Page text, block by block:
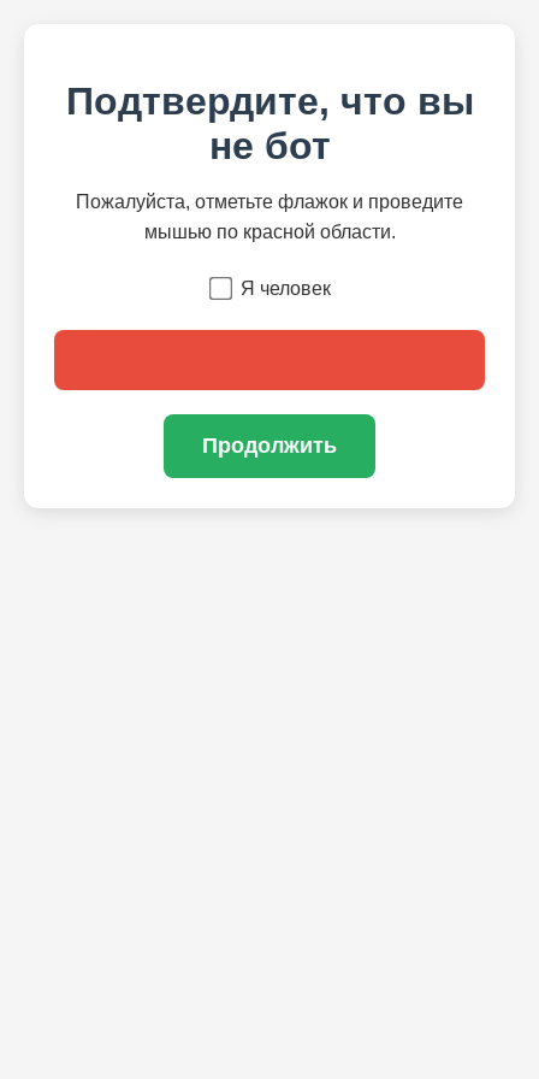
Подтвердите, что вы
не бот
Пожалуйста, отметьте флажок и проведите
мышью по красной области.
Я человек
Продолжить